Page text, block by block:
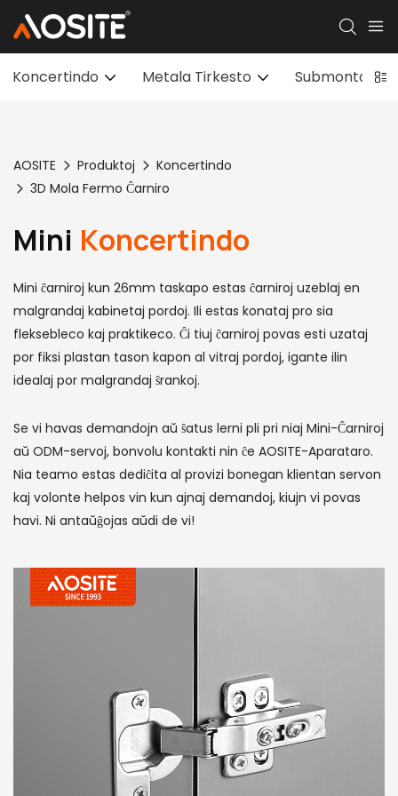
Koncertindo Metala Tirkesto Submontaj
AOSITE Produktoj
Koncertindo
3D Mola Fermo Ĉarniro
Mini Koncertindo
Mini ĉarniroj kun 26mm taskapo estas ĉarniroj uzeblaj en
malgrandaj kabinetaj pordoj. Ili estas konataj pro sia
fleksebleco kaj praktikeco. Ĉi tiuj ĉarniroj povas esti uzataj
por fiksi plastan tason kapon al vitraj pordoj, igante ilin
idealaj por malgrandaj ŝrankoj.
Se vi havas demandojn aŭ ŝatus lerni pli pri niaj Mini-Ĉarniroj
aŭ ODM-servoj, bonvolu kontakti nin ĉe AOSITE-Aparataro.
Nia teamo estas dediĉita al provizi bonegan klientan servon
kaj volonte helpos vin kun ajnaj demandoj, kiujn vi povas
havi. Ni antaŭĝojas aŭdi de vi!